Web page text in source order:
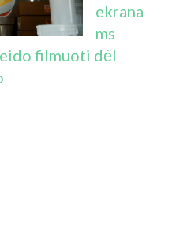
ekrana
ms
filmuoti dėl